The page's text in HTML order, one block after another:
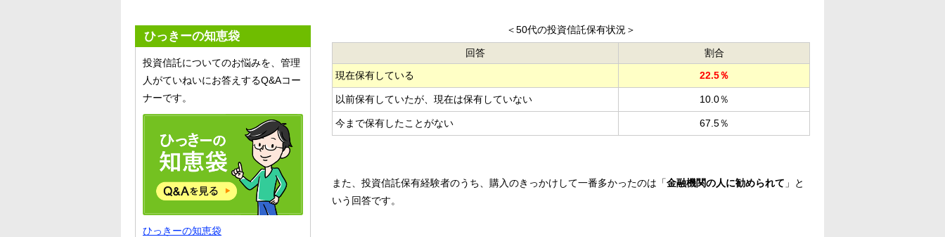
＜50代の投資信託保有状況＞
回答
割合
現在保有している
22.5％
以前保有していたが、現在は保有していない 10.0％
今まで保有したことがない 67.5％
また、投資信託保有経験者のうち、購入のきっかけして一番多かったのは「金融機関の人に勧められて 」と
いう回答です。
ひっきーの知恵袋
投資信託についてのお悩みを、管理
人がていねいにお答えするQ&Aコー
ナーです。
ひっきーの知恵袋